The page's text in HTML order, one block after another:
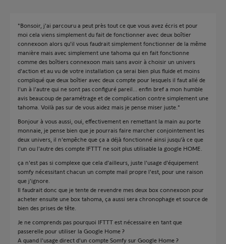
"Bonsoir, j'ai parcouru a peut près tout ce que vous avez écris et pour
moi cela viens simplement du fait de fonctionner avec deux boîtier
connexoon alors qu'il vous faudrait simplement fonctionner de la même
manière mais avec simplement une tahoma qui en fait fonctionne
comme des boîtiers connexoon mais sans avoir à choisir un univers
d'action et au vu de votre installation ça serai bien plus fluide et moins
compliqué que deux boîtier avec deux compte pour lesquels il faut allé de
l'un à l'autre qui ne sont pas configuré pareil... enfin bref a mon humble
avis beaucoup de paramétrage et de complication contre simplement une
tahoma. Voilà pas sur de vous aidez mais je pense miser juste."
Bonjour à vous aussi, oui, effectivement en remettant la main au porte
monnaie, je pense bien que je pourrais faire marcher conjointement les
deux univers, il n'empêche que ça a déjà fonctionné ainsi jusqu'à ce que
l'un ou l'autre des compte IFTTT ne soit plus utilisable la google HOME.
ça n'est pas si complexe que cela d'ailleurs, juste l'usage d'équipement
somfy nécessitant chacun un compte mail propre l'est, pour une raison
que j'ignore.
Il faudrait donc que je tente de revendre mes deux box connexoon pour
acheter ensuite une box tahoma, ça aussi sera chronophage et source de
bien des prises de tête.
Je ne comprends pas pourquoi IFTTT est nécessaire en tant que
passerelle pour utiliser la Google Home ?
A quand l'usage direct d'un compte Somfy sur Google Home ?